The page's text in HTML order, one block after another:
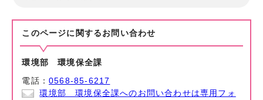
このページに関する お問い合わせ
環境部 環境保全課
電話：0568-85-6217
環境部 環境保全課へのお問い合わせは専用フォ